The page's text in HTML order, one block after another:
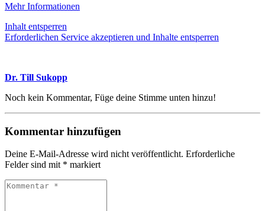
Mehr Informationen
Inhalt entsperren
Erforderlichen Service akzeptieren und Inhalte entsperren
Dr. Till Sukopp
Noch kein Kommentar, Füge deine Stimme unten hinzu!
Kommentar hinzufügen
Deine E-Mail-Adresse wird nicht veröffentlicht. Erforderliche
Felder sind mit * markiert
Kommentar